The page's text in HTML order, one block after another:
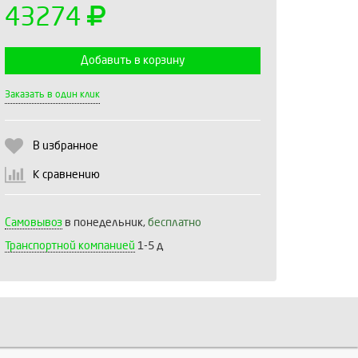
43274
Добавить в корзину
Заказать в один клик
В избранное
К сравнению
Самовывоз в понедельник, бесплатно
Транспортной компанией 1-5 д